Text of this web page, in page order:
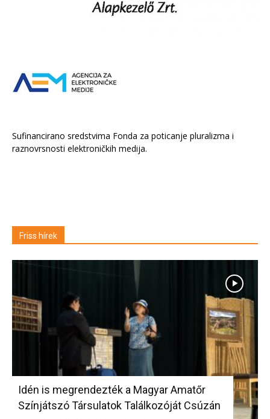
Sufinancirano sredstvima Fonda za poticanje pluralizma i
raznovrsnosti elektroničkih medija.
Friss hírek
Idén is megrendezték a Magyar Amatőr
Színjátszó Társulatok Találkozóját Csúzán